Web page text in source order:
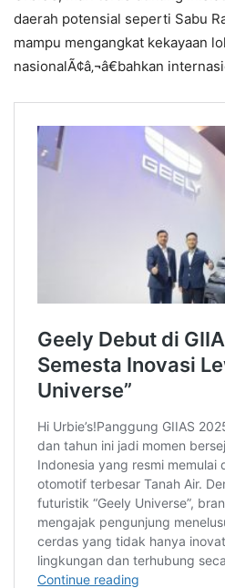
daerah potensial seperti Sabu
mampu mengangkat kekayaan
nasionalÃ¢â‚¬â€bahkan